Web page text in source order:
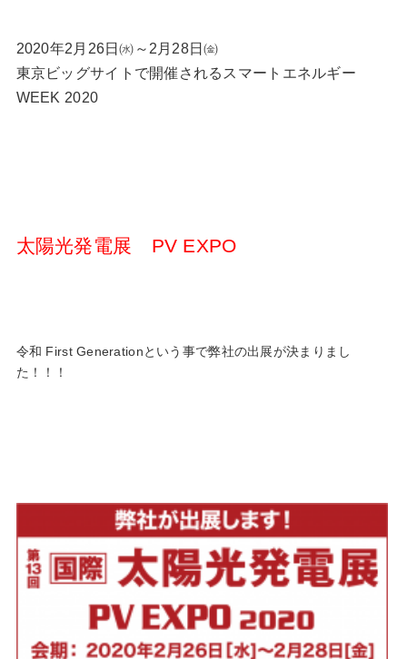
2020年2月26日㈬～2月28日㈮
東京ビッグサイトで開催されるスマートエネルギー
WEEK 2020
太陽光発電展 PV EXPO
令和 First Generationという事で弊社の出展が決まりまし
た！！！